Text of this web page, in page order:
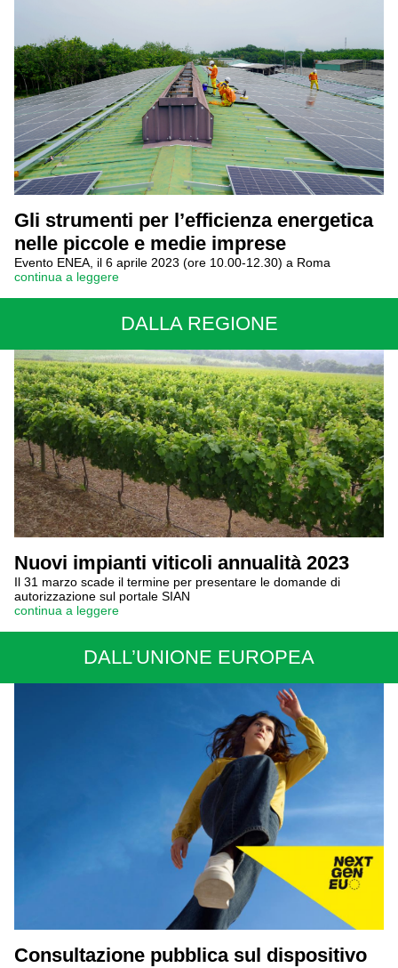
Gli strumenti per l’efficienza energetica
nelle piccole e medie imprese
Evento ENEA, il 6 aprile 2023 (ore 10.00-12.30) a Roma
continua a leggere
DALLA REGIONE
Nuovi impianti viticoli annualità 2023
Il 31 marzo scade il termine per presentare le domande di
autorizzazione sul portale SIAN
continua a leggere
DALL’UNIONE EUROPEA
Consultazione pubblica sul dispositivo